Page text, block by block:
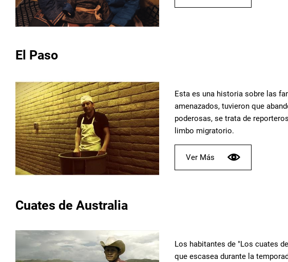
El Paso
Esta es una historia sobre las
amenazados, tuvieron que
poderosas, se trata de
limbo migratorio.
Ver Más
Cuates de Australia
Los habitantes de "Los cuates
que escasea durante la